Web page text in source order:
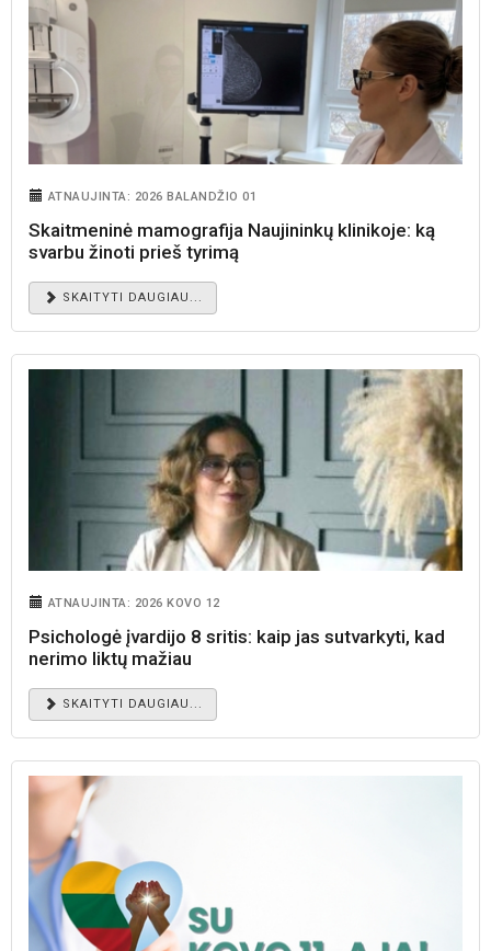
ATNAUJINTA: 2026 BALANDŽIO 01
Skaitmeninė mamografija Naujininkų klinikoje: ką
svarbu žinoti prieš tyrimą
SKAITYTI DAUGIAU...
ATNAUJINTA: 2026 KOVO 12
Psichologė įvardijo 8 sritis: kaip jas sutvarkyti, kad
nerimo liktų mažiau
SKAITYTI DAUGIAU...